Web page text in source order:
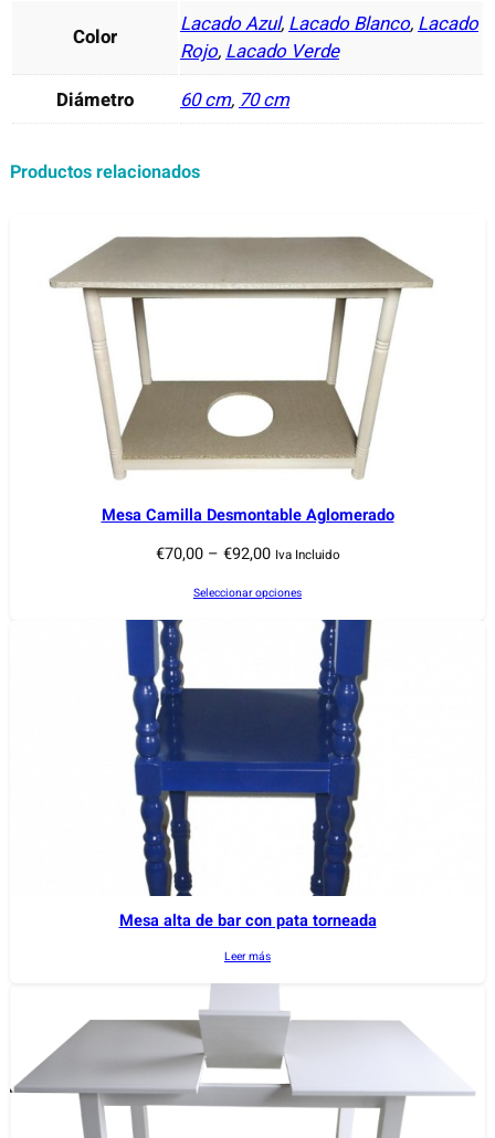
Color Lacado Azul, Lacado Blanco, Lacado
Rojo, Lacado Verde
Diámetro
60 cm, 70 cm
Productos relacionados
Mesa Camilla Desmontable Aglomerado
€70,00 – €92,00R
n
r
d
e
s
d
€
7
0
Iva Incluido
Seleccionar opciones
Mesa alta de bar con pata torneada
Leer más